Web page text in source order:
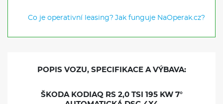
Co je operativní leasing? Jak funguje NaOperak.cz?
POPIS VOZU, SPECIFIKACE A VÝBAVA:
ŠKODA KODIAQ RS 2,0 TSI 195 KW 7°